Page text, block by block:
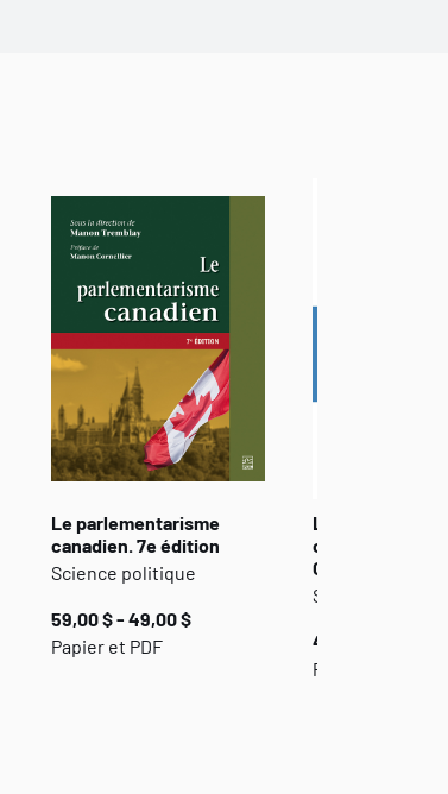
Le parlementarisme
canadien. 7e édition
Science politique
59,00 $ - 49,00 $
Papier et PDF
Le nationalisme
constitutionnel
Canada
Science
47,00 $ - 39,00 $
Papier, PDF ou